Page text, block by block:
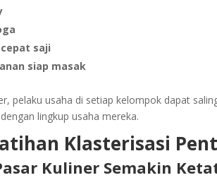
saji
siap masak
pelaku usaha di setiap kelompok dapat
lingkup usaha mereka.
Klasterisasi
Kuliner Semakin